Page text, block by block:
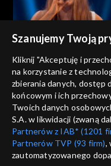
The Voice of Poland
zrozumiesz”; „The Voice
Poland”, Przesłuchania w
ciemno, 27 września 2025
The Voice of Poland
Kornelia Markuszewska –
Szanujemy Twoją
Kliknij "Akceptuję i
na korzystanie z
zbierania danych, dostęp
końcowym i ich
Twoich danych
S.A. w likwidacji (zwaną
Partnerów z IAB* (1201
Partnerów TVP (93 firm),
zautomatyzowanego